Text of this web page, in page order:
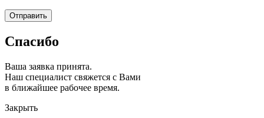
Спасибо
Ваша заявка принята.
Наш специалист свяжется с Вами
в ближайшее рабочее время.
Закрыть